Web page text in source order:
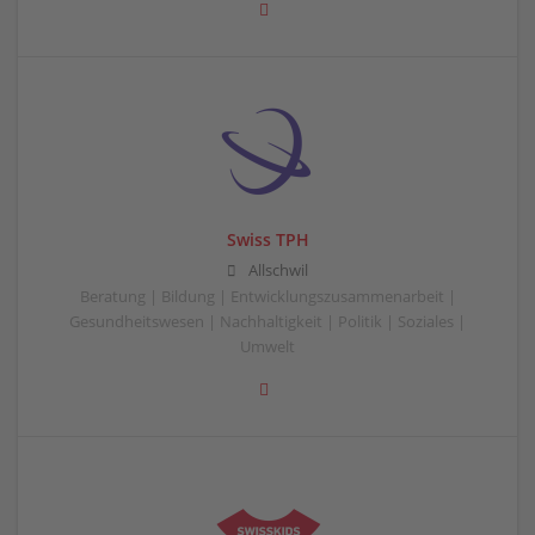
Swiss TPH
Allschwil
Beratung | Bildung | Entwicklungszusammenarbeit |
Gesundheitswesen | Nachhaltigkeit | Politik | Soziales |
Umwelt